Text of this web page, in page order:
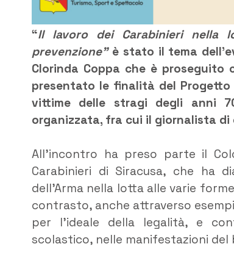
“Il lavoro dei Carabinieri nella
prevenzione”è stato il tema
Clorinda Coppa che è proseguito
presentato le finalità del Progetto
vittime delle stragi degli anni
organizzata, fra cui il giornalista di
All’incontro ha preso parte il
Carabinieri di Siracusa, che ha
dell’Arma nella lotta alle varie
contrasto, anche attraverso
per l’ideale della legalità, e
scolastico, nelle manifestazioni del